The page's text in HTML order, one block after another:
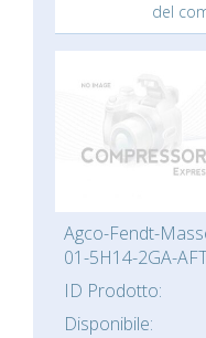
del
Agco-Fendt-
01-5H14-2GA-
ID Prodotto:
Disponibile: